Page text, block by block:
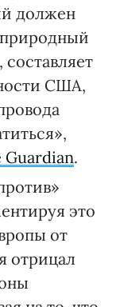
должен
США,
Guardian.
это
от
отрицал